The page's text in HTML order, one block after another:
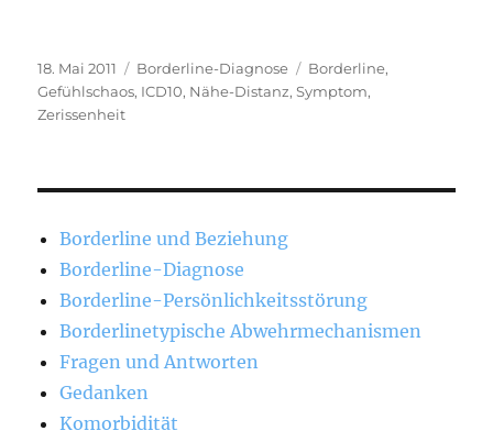
Veröffentlicht
am
18. Mai 2011 Kategorien
Borderline-Diagnose Schlagwörter
Borderline,
Gefühlschaos, ICD10, Nähe-Distanz,Symptom,
Zerissenheit
Borderline und Beziehung
Borderline-Diagnose
Borderline-Persönlichkeitsstörung
Borderlinetypische Abwehrmechanismen
Fragen und Antworten
Gedanken
Komorbidität